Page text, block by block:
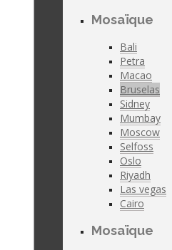
Mosaïque
Bali
Petra
Macao
Bruselas
Sidney
Mumbay
Moscow
Selfoss
Oslo
Riyadh
Las vegas
Cairo
Mosaïque